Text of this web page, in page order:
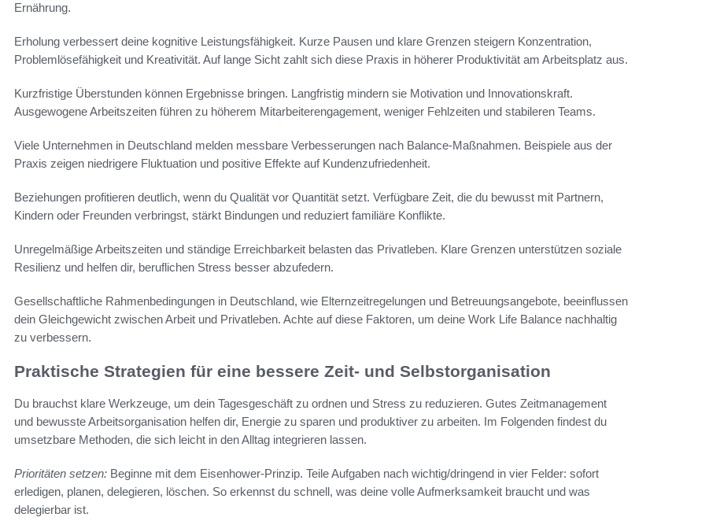
Ernährung.
Erholung verbessert deine kognitive Leistungsfähigkeit. Kurze Pausen und klare Grenzen steigern Konzentration,
Problemlösefähigkeit und Kreativität. Auf lange Sicht zahlt sich diese Praxis in höherer Produktivität am Arbeitsplatz aus.
Kurzfristige Überstunden können Ergebnisse bringen. Langfristig mindern sie Motivation und Innovationskraft.
Ausgewogene Arbeitszeiten führen zu höherem Mitarbeiterengagement, weniger Fehlzeiten und stabileren Teams.
Viele Unternehmen in Deutschland melden messbare Verbesserungen nach Balance-Maßnahmen. Beispiele aus der
Praxis zeigen niedrigere Fluktuation und positive Effekte auf Kundenzufriedenheit.
Beziehungen profitieren deutlich, wenn du Qualität vor Quantität setzt. Verfügbare Zeit, die du bewusst mit Partnern,
Kindern oder Freunden verbringst, stärkt Bindungen und reduziert familiäre Konflikte.
Unregelmäßige Arbeitszeiten und ständige Erreichbarkeit belasten das Privatleben. Klare Grenzen unterstützen soziale
Resilienz und helfen dir, beruflichen Stress besser abzufedern.
Gesellschaftliche Rahmenbedingungen in Deutschland, wie Elternzeitregelungen und Betreuungsangebote, beeinflussen
dein Gleichgewicht zwischen Arbeit und Privatleben. Achte auf diese Faktoren, um deine Work Life Balance nachhaltig
zu verbessern.
Praktische Strategien für eine bessere Zeit- und Selbstorganisation
Du brauchst klare Werkzeuge, um dein Tagesgeschäft zu ordnen und Stress zu reduzieren. Gutes Zeitmanagement
und bewusste Arbeitsorganisation helfen dir, Energie zu sparen und produktiver zu arbeiten. Im Folgenden findest du
umsetzbare Methoden, die sich leicht in den Alltag integrieren lassen.
Prioritäten setzen: Beginne mit dem Eisenhower-Prinzip. Teile Aufgaben nach wichtig/dringend in vier Felder: sofort
erledigen, planen, delegieren, löschen. So erkennst du schnell, was deine volle Aufmerksamkeit braucht und was
delegierbar ist.